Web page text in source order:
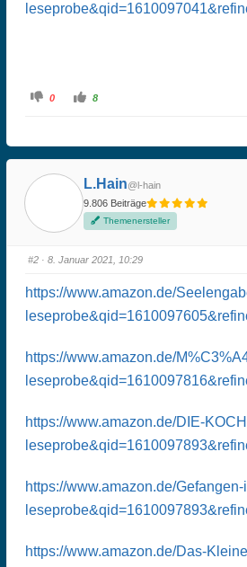
A
c
n
u
n
c
h
u
n
n
.
0
A
c
r
D
a
n
c
o
b
.
8
L.Hain@l-hain
9.806 Beiträge
Themenersteller
#2 · 8. Januar 2021, 10:29
https://www.amazon.de/
https://www.amazon.de/
https://www.amazon.de/DIE-
https://www.amazon.de/
https://www.amazon.de/Das-